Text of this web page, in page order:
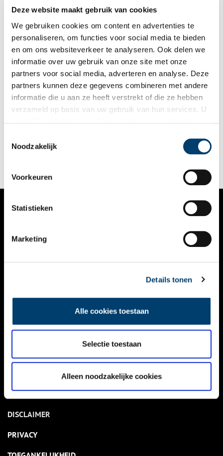
Deze website maakt gebruik van cookies
We gebruiken cookies om content en advertenties te
personaliseren, om functies voor social media te bieden
en om ons websiteverkeer te analyseren. Ook delen we
informatie over uw gebruik van onze site met onze
partners voor social media, adverteren en analyse. Deze
partners kunnen deze gegevens combineren met andere
informatie die u aan ze heeft verstrekt of die ze hebben
verzameld op basis van uw gebruik van hun services. U
Noodzakelijk
Voorkeuren
Statistieken
Marketing
Details tonen
Alle cookies toestaan
Selectie toestaan
Alleen noodzakelijke cookies
Westfriese Omringdijk en het Markermeer; een gebied dat
volop in ontwikkeling is door de dijkversterkingsoperatie en
barst van de kansen voor natuur- en recreatieontwikkelingen.
Vanmiddag zal Martin Kuipers, secretaris-directeur van
Hoogheemraadschap Hollands Noorderkwartier, de officiële
openingshandeling verrichten.
Twee eeuwen klussen in Assendelft
Assendelft telt 35 provinciale monumenten. In één ervan wordt
er al 200 jaar fanatiek geklust. Oud-militair Fred woonde door
neer in Assendelft. ‘Als ik niet weg hoef, ga ik hier niet meer
weg.’
NIEUWS
KALENDER
ACTIVITEITEN
NIEUWSBRIEF
DISCLAIMER
PRIVACY